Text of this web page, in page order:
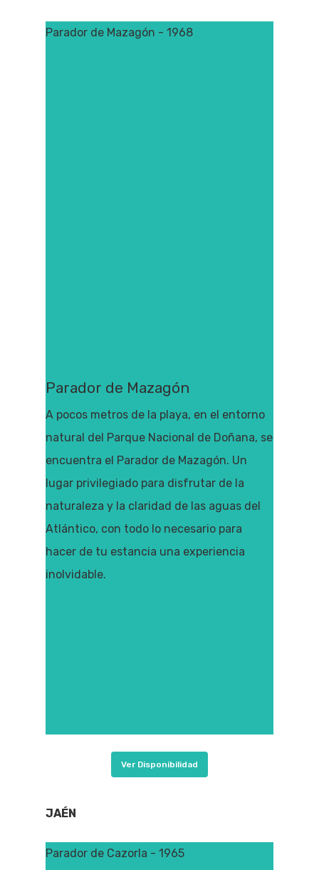
Parador de Mazagón - 1968
Parador de Mazagón
A pocos metros de la playa, en el entorno
natural del Parque Nacional de Doñana, se
encuentra el Parador de Mazagón. Un
lugar privilegiado para disfrutar de la
naturaleza y la claridad de las aguas del
Atlántico, con todo lo necesario para
hacer de tu estancia una experiencia
inolvidable.
Ver Disponibilidad
JAÉN
Parador de Cazorla - 1965